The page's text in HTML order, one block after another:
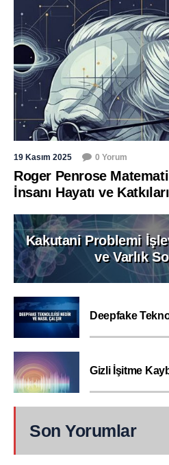
19 Kasım 2025 0 Yorum
Roger Penrose
İnsanı Hayatı ve Katkıları
Kakutani Problemi
ve Varlık
Deepfake
Gizli İşitme
Son Yorumlar